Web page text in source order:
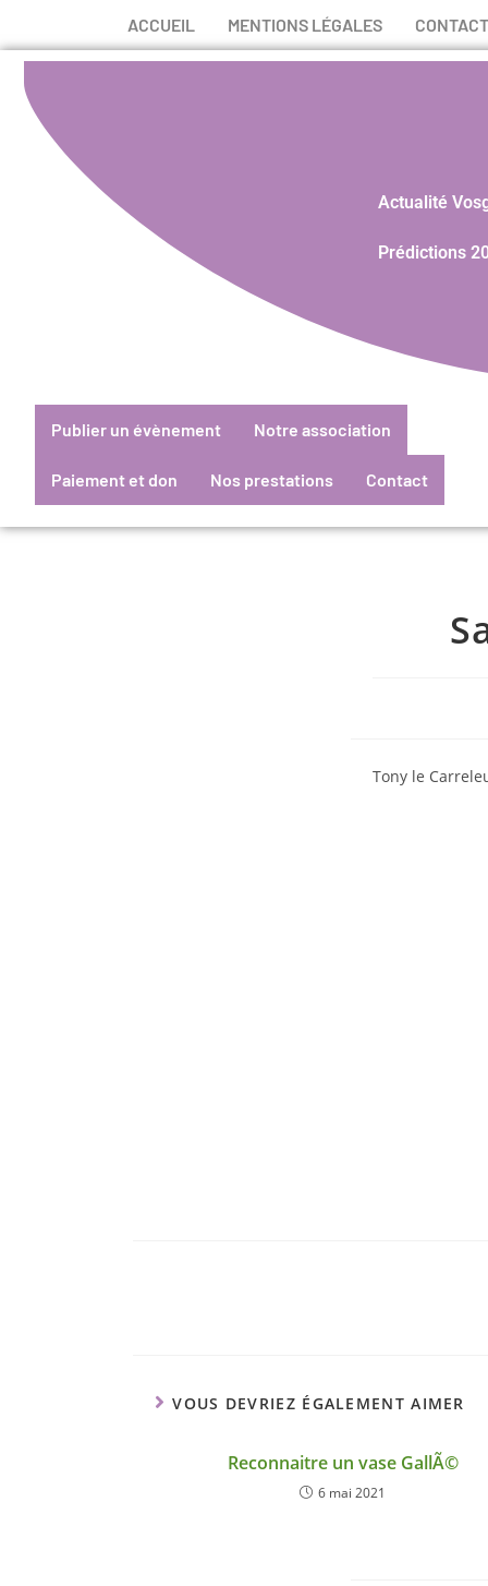
ACCUEIL MENTIONS LÉGALES CONTACT
Actualité
Prédictions
Publier un évènement Notre association
Paiement et don Nos prestations Contact
Tony le
VOUS DEVRIEZ ÉGALEMENT AIMER
Reconnaitre un vase GallÃ©
6 mai 2021